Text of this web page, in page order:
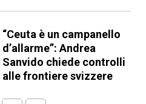
“Ceuta è un campanello
d’allarme”: Andrea
Sanvido chiede controlli
alle frontiere svizzere